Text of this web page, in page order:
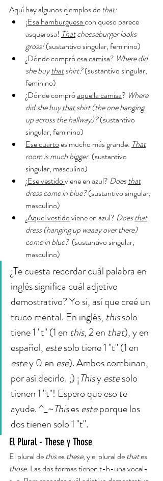
Aquí hay algunos ejemplos de that:
¡Esa hamburguesa con queso parece
asquerosa! That cheeseburger looks
gross! (sustantivo singular, feminino)
¿Dónde compró esa camisa? Where did
she buy that shirt? (sustantivo singular,
feminino)
¿Dónde compró aquella camisa? Where
did she buy that shirt (the one hanging
up across the hallway)? (sustantivo
singular, feminino)
Ese cuarto es mucho más grande. That
room is much bigger. (sustantivo
singular, masculino)
¿Ese vestido viene en azul? Does that
dress come in blue? (sustantivo singular,
masculino)
¿Aquel vestido viene en azul? Does that
dress (hanging up waaay over there)
come in blue?
  (sustantivo singular,
masculino)
¿Te cuesta recordar cuál palabra en
inglés significa cuál adjetivo
demostrativo? Yo si, así que creé un
truco mental. En inglés, this solo
tiene 1 "t" (1 en this, 2 en that), y en
español, este solo tiene 1 "t" (1 en
este y 0 en ese). Ambos combinan,
por así decirlo. ;) ¡This y este solo
tienen 1 "t"! Espero que eso te
ayude. ^_~This es este porque los
dos tienen solo 1 "t".
El Plural - These y Those
El plural de this es these, y el plural de that es
those. Las dos formas tienen t-h-una vocal-